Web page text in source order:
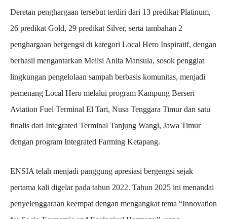
Deretan penghargaan tersebut terdiri dari 13 predikat Platinum,
26 predikat Gold, 29 predikat Silver, serta tambahan 2
penghargaan bergengsi di kategori Local Hero Inspiratif, dengan
berhasil mengantarkan Meilsi Anita Mansula, sosok penggiat
lingkungan pengelolaan sampah berbasis komunitas, menjadi
pemenang Local Hero melalui program Kampung Berseri
Aviation Fuel Terminal El Tari, Nusa Tenggara Timur dan satu
finalis dari Integrated Terminal Tanjung Wangi, Jawa Timur
dengan program Integrated Farming Ketapang.
ENSIA telah menjadi panggung apresiasi bergengsi sejak
pertama kali digelar pada tahun 2022. Tahun 2025 ini menandai
penyelenggaraan keempat dengan mengangkat tema “Innovation